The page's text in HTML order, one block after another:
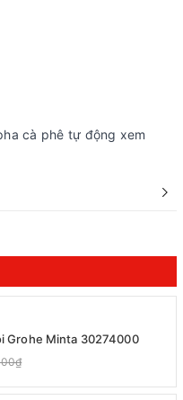
cà phê tự động xem
Grohe Minta 30274000